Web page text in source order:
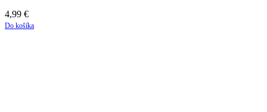
4,99 €
Do košíka